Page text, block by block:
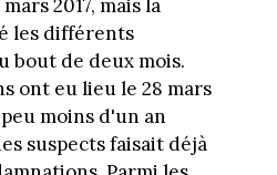
2017, mais la
les différents
bout de deux mois.
ont eu lieu le 28 mars
moins d'un an
suspects faisait déjà